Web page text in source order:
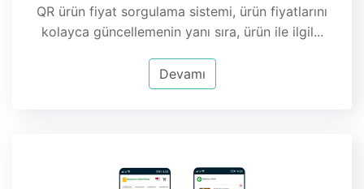
QR ürün fiyat sorgulama sistemi, ürün fiyatlarını
kolayca güncellemenin yanı sıra, ürün ile ilgil...
Devamı